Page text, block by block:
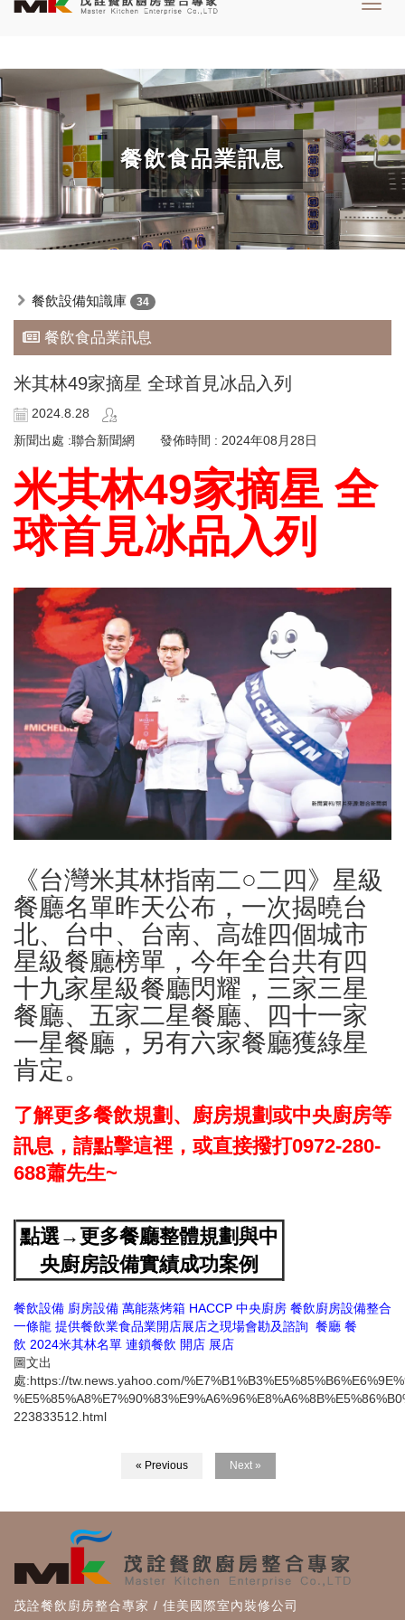
餐飲食品業訊息
餐飲設備知識庫 34
餐飲食品業訊息
米其林49家摘星 全球首見冰品入列
2024.8.28
新聞出處 :聯合新聞網 發佈時間 : 2024年08月28日
米其林49家摘星 全
球首見冰品入列
《台灣米其林指南二○二四》星級
餐廳名單昨天公布，一次揭曉台
北、台中、台南、高雄四個城市
星級餐廳榜單，今年全台共有四
十九家星級餐廳閃耀，三家三星
餐廳、五家二星餐廳、四十一家
一星餐廳，另有六家餐廳獲綠星
肯定。
了解更多餐飲規劃、廚房規劃或中央廚房等
訊息，請點擊這裡，或直接撥打0972-280-
688蕭先生~
點選→更多餐廳整體規劃與中
央廚房設備實績成功案例
餐飲設備 廚房設備 萬能蒸烤箱 HACCP 中央廚房 餐飲廚房設備整合
一條龍 提供餐飲業食品業開店展店之現場會勘及諮詢 餐廳 餐
飲 2024米其林名單 連鎖餐飲 開店 展店
圖文出
處:https://tw.news.yahoo.com/
223833512.html
« Previous Next »
茂詮餐飲廚房整合專家 / 佳美國際室內裝修公司